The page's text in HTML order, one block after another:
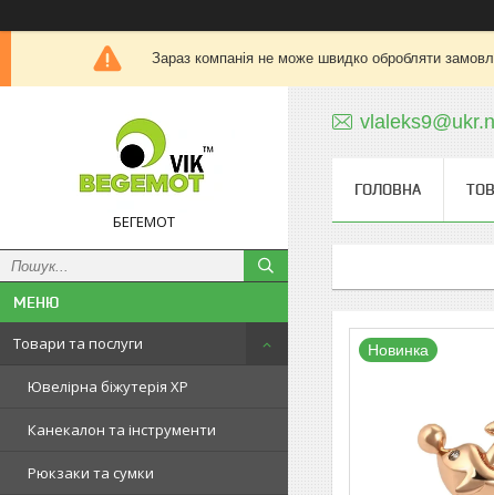
Зараз компанія не може швидко обробляти
БЕГЕМОТ
Товари та послуги
Ювелірна біжутерія XP
Канекалон та інструменти
Рюкзаки та сумки
ГОЛОВНА
Новинка